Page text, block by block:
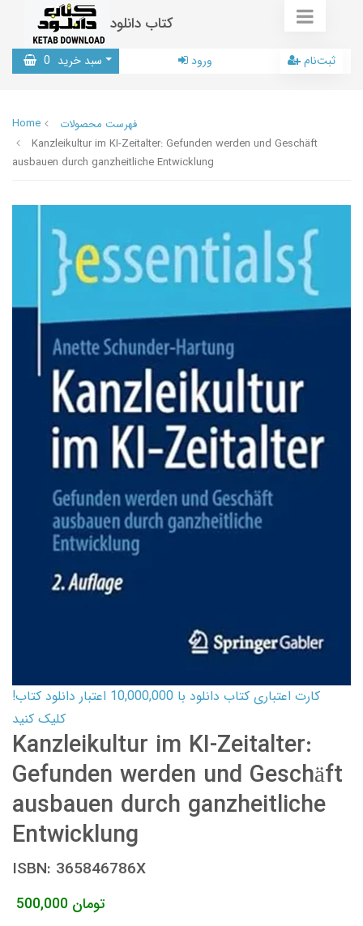
کتاب دانلود
سبد خرید 0 ورود ثبت‌نام
Home
فهرست محصولات
Kanzleikultur im KI-Zeitalter: Gefunden werden und Geschäft
ausbauen durch ganzheitliche Entwicklung
کارت اعتباری کتاب دانلود با 10,000,000 اعتبار دانلود کتاب!
کلیک کنید
Kanzleikultur im KI-Zeitalter:
Gefunden werden und Geschäft
ausbauen durch ganzheitliche
Entwicklung
ISBN: 365846786X
500,000 تومان